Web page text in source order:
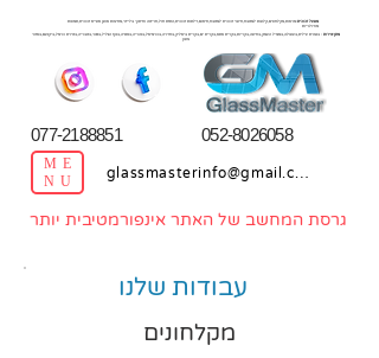
מפעל זכוכית:מראות,מקלחונים,קלפות למטבח,חיפוי זכוכית למטבח,חיסום,דלתות זכוכית,התזת חול,חריטה וחיתוך בלייזר,מחיצות אופן ספייס זכוכית,תמונות
מודולריות
מתן שירות : בנצרת עילית,בעפולה,במגדל העמק,בחיפה,בקריות,בקרית אתא,בקרית ים,בקרית ביאליק,בחדרה,בכרמיאל,בנהריה,בנתניה,בנוף הגליל,בנשר,בטבריה,בטירת כרמל,ביקנעם,באזור
צפון
077-2188851 052-8026058
ME
NU
glassmasterinfo@gmail.com
גרסת המחשב של האתר אינפורמטיבית יותר
עבודות שלנו
מקלחונים